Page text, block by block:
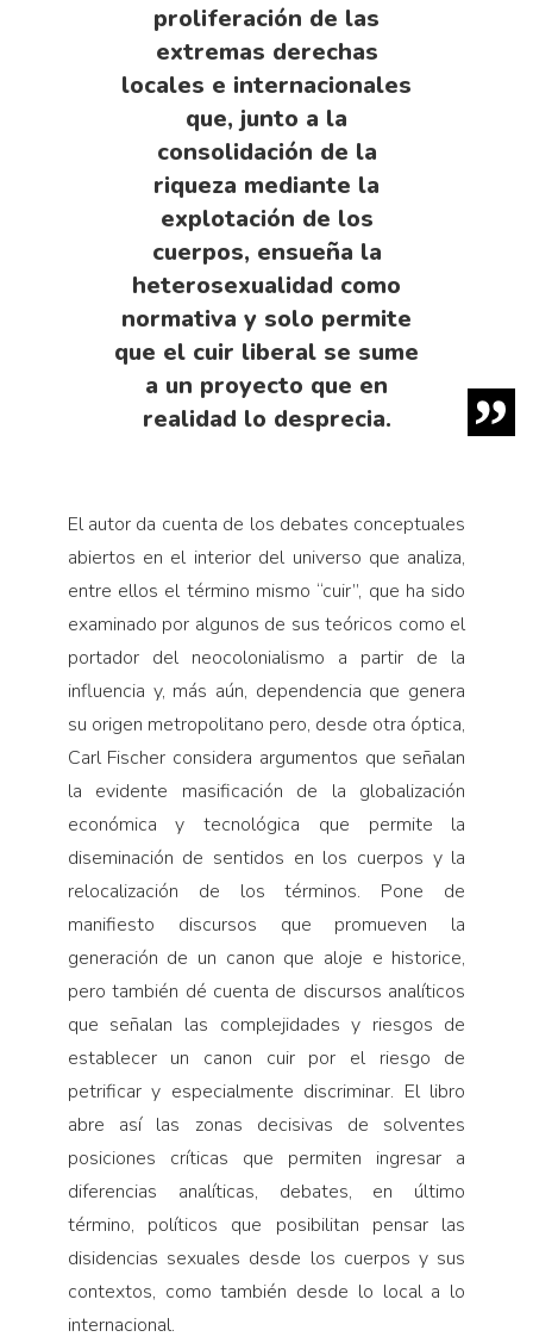
proliferación de las
extremas derechas
locales e internacionales
que, junto a la
consolidación de la
riqueza mediante la
explotación de los
cuerpos, ensueña la
heterosexualidad como
normativa y solo permite
que el cuir liberal se sume
a un proyecto que en
realidad lo desprecia.
El autor da cuenta de los debates conceptuales
abiertos en el interior del universo que analiza,
entre ellos el término mismo “cuir”, que ha sido
examinado por algunos de sus teóricos como el
portador del neocolonialismo a partir de la
influencia y, más aún, dependencia que genera
su origen metropolitano pero, desde otra óptica,
Carl Fischer considera argumentos que señalan
la evidente masificación de la globalización
económica y tecnológica que permite la
diseminación de sentidos en los cuerpos y la
relocalización de los términos. Pone de
manifiesto discursos que promueven la
generación de un canon que aloje e historice,
pero también dé cuenta de discursos analíticos
que señalan las complejidades y riesgos de
establecer un canon cuir por el riesgo de
petrificar y especialmente discriminar. El libro
abre así las zonas decisivas de solventes
posiciones críticas que permiten ingresar a
diferencias analíticas, debates, en último
término, políticos que posibilitan pensar las
disidencias sexuales desde los cuerpos y sus
contextos, como también desde lo local a lo
internacional.